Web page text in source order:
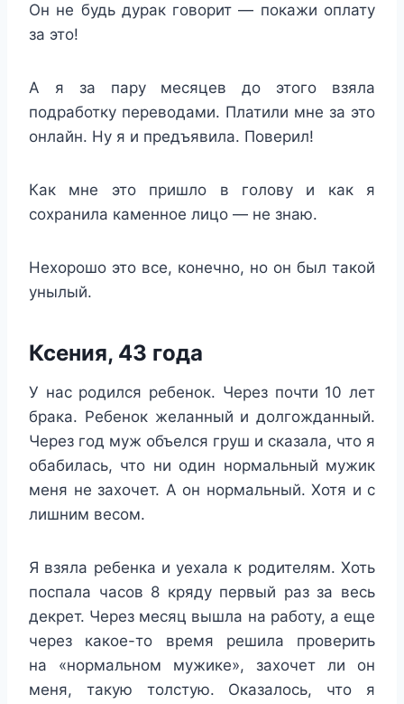
Он не будь дурак говорит — покажи оплату
за это!
А я за пару месяцев до этого взяла
подработку переводами. Платили мне за это
онлайн. Ну я и предъявила. Поверил!
Как мне это пришло в голову и как я
сохранила каменное лицо — не знаю.
Нехорошо это все, конечно, но он был такой
унылый.
Ксения, 43 года
У нас родился ребенок. Через почти 10 лет
брака. Ребенок желанный и долгожданный.
Через год муж объелся груш и сказала, что я
обабилась, что ни один нормальный мужик
меня не захочет. А он нормальный. Хотя и с
лишним весом.
Я взяла ребенка и уехала к родителям. Хоть
поспала часов 8 кряду первый раз за весь
декрет. Через месяц вышла на работу, а еще
через какое-то время решила проверить
на «нормальном мужике», захочет ли он
меня, такую толстую. Оказалось, что я